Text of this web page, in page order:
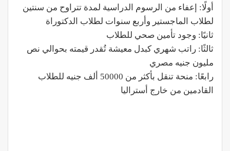
أولًا: إعفاء من الرسوم الدراسية لمدة تتراوح من سنتين
لطلاب الماجستير وأربع سنوات لطلاب الدكتوراة
ثانيًا: وجود تأمين صحي للطلاب
ثالثًا: راتب شهري كبدل معيشة تُقدر قيمته بحوالي نص
مليون جنيه مصري
رابعًا: منحة تنقل بأكثر من 50000 ألف جنيه للطلاب
القادمين من خارج أستراليا